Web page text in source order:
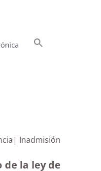
Inadmisión
la ley de